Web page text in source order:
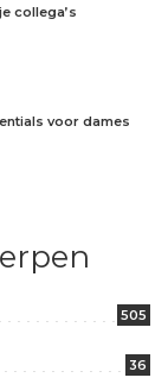
collega’s
voor dames
505
36